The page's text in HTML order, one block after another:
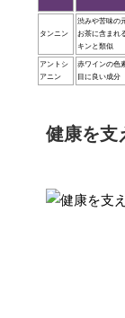
タンニン
渋みや苦味の
お茶に含まれ
キンと類似
アントシ
アニン
赤ワインの色
目に良い成分
健康を支